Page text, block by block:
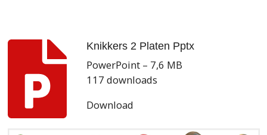
Knikkers 2 Platen Pptx
PowerPoint – 7,6 MB
117 downloads
Download